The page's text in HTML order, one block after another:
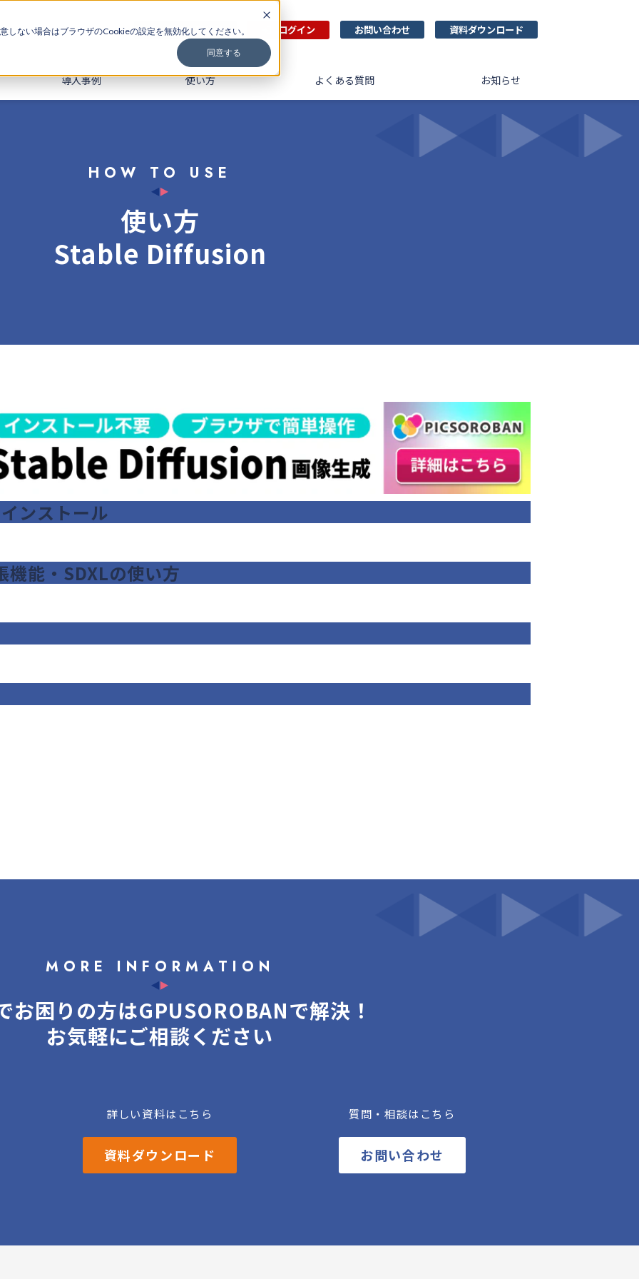
しない場合はブラウザのCookieの設定を無効化してください。
同意する
無料会員登録 ログイン お問い合わせ 資料ダウンロード
導入事例 使い方 よくある質問 お知らせ
HOW TO USE
使い方
Stable Diffusion
ンストール
機能・SDXLの使い方
MORE INFORMATION
お困りの方はGPUSOROBANで解決！
お気軽にご相談ください
詳しい資料はこちら
資料ダウンロード
質問・相談はこちら
お問い合わせ